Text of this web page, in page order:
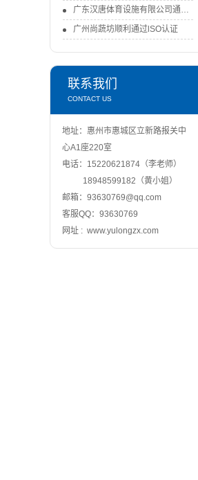
广东汉唐体育设施有限公司通过ISO认证
广州尚蔬坊顺利通过lSO认证
联系我们
CONTACT US
地址：惠州市惠城区立新路报关中
心A1座220室
电话：15220621874（李老师）
18948599182（黄小姐）
邮箱：93630769@qq.com
客服QQ：93630769
网址 : www.yulongzx.com